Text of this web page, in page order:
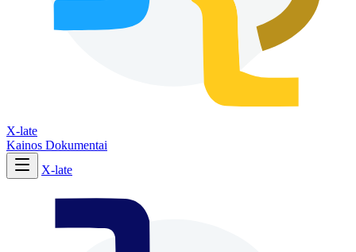
X-late
Kainos Dokumentai
X-late